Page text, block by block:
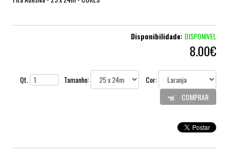
Disponibilidade: DISPONIVEL
8.00€
Qt. Tamanho:
Cor:
COMPRAR